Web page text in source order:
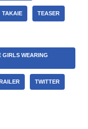
TAKAIE TEASER
GIRLS WEARING
TWITTER